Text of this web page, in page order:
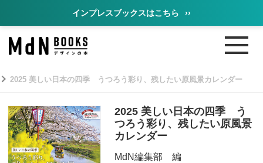
インプレスブックスはこちら ››
2025 美しい日本の四季 うつろう彩り、残したい原風景カレンダー
2025 美しい日本の四季 う
つろう彩り、残したい原風景
カレンダー
MdN編集部 編